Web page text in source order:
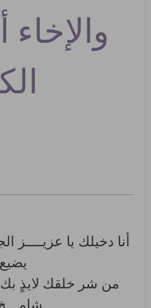
والإخاء
أنا دخيلك يا
من شر خلقك لايذٍ